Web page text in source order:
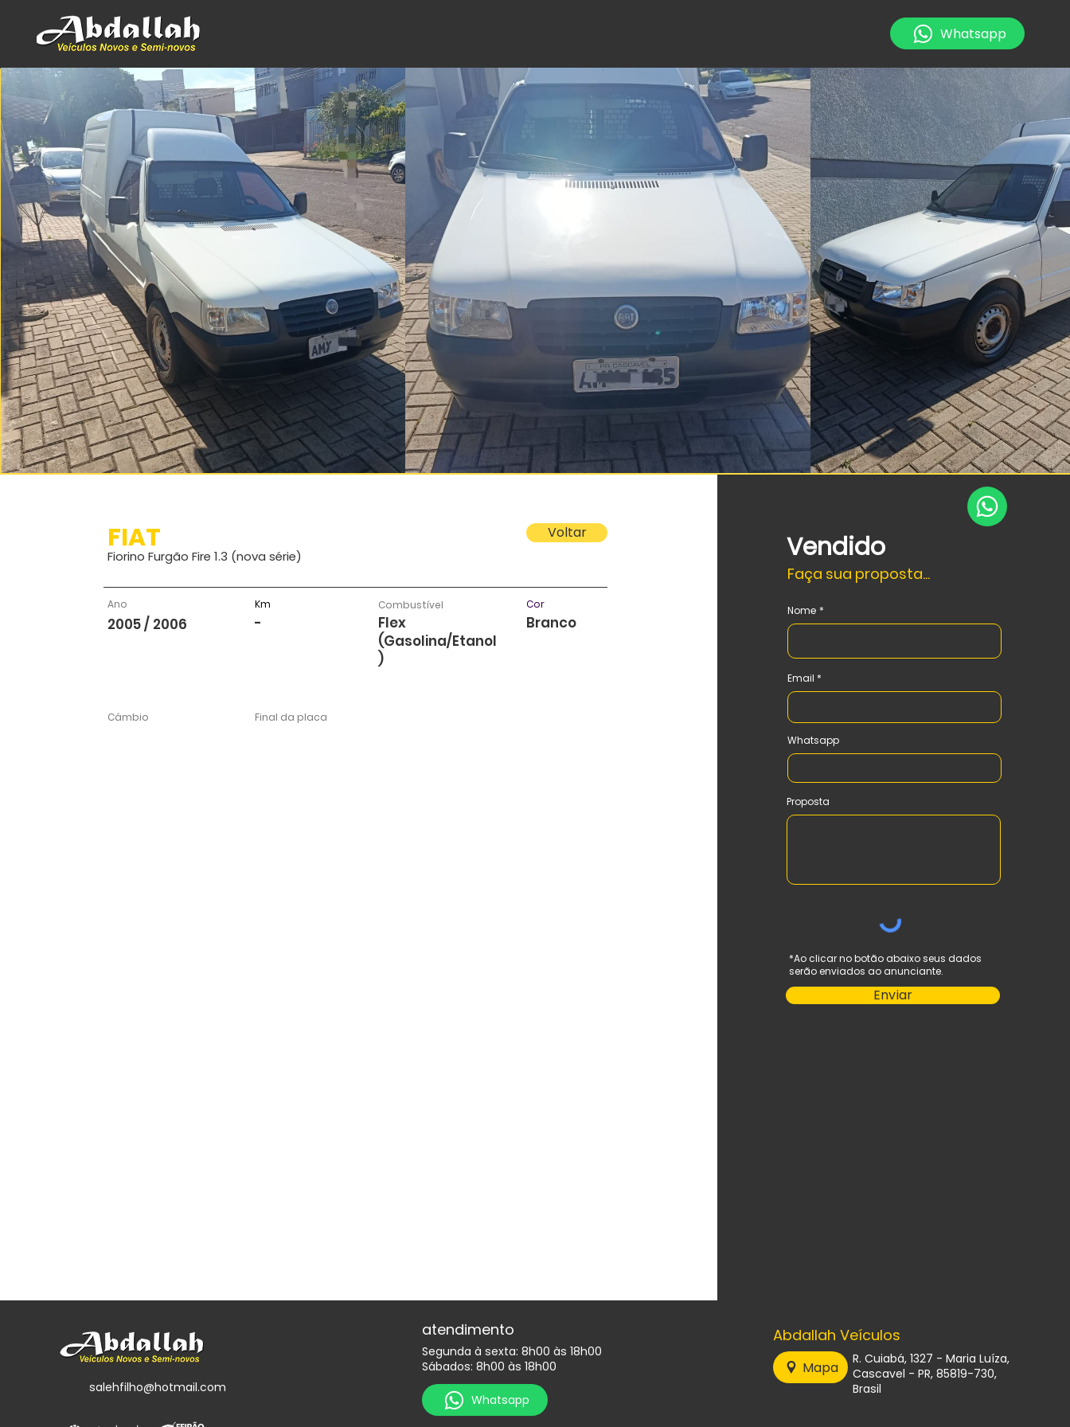
Whatsapp
FIAT
Fiorino Furgão Fire 1.3 (nova série)
Voltar
Ano
2005 / 2006
Km
-
Combustível
Flex
(Gasolina/Etanol
)
Cor
Branco
Câmbio Final da placa
Vendido
Faça sua proposta...
Nome
Email
Whatsapp
Proposta
*Ao clicar no botão abaixo seus dados
serão enviados ao anunciante.
Enviar
salehfilho@hotmail.com
atendimento
Segunda à sexta: 8h00 às 18h00
Sábados: 8h00 às 18h00
Whatsapp
Abdallah Veículos
Mapa
R. Cuiabá, 1327 - Maria Luíza,
Cascavel - PR, 85819-730,
Brasil